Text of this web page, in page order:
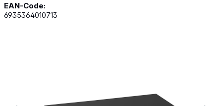
EAN-Code:
6935364010713